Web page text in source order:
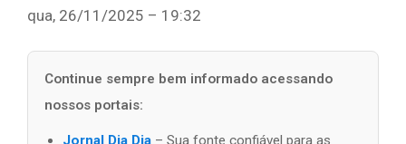
qua, 26/11/2025 – 19:32
Continue sempre bem informado acessando
nossos portais:
Jornal Dia Dia – Sua fonte confiável para as